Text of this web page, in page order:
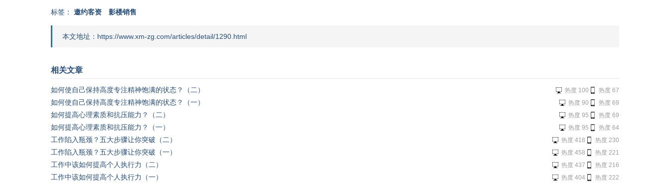
标签： 邀约客资 影楼销售
本文地址：https://www.xm-zg.com/articles/detail/1290.html
相关文章
如何使自己保持高度专注精神饱满的状态？（二） 热度 67
热度 100
如何使自己保持高度专注精神饱满的状态？（一） 热度 69
热度 90
如何提高心理素质和抗压能力？（二） 热度 69
热度 95
如何提高心理素质和抗压能力？（一） 热度 64
热度 95
工作陷入瓶颈？五大步骤让你突破（二） 热度 230
热度 418
工作陷入瓶颈？五大步骤让你突破（一） 热度 221
热度 458
工作中该如何提高个人执行力（二） 热度 216
热度 437
工作中该如何提高个人执行力（一） 热度 222
热度 404